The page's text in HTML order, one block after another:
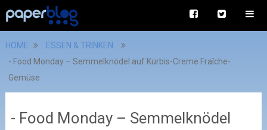
HOME
ESSEN & TRINKEN
- Food Monday – Semmelknödel auf Kürbis-Creme Fraîche-
Gemüse
- Food Monday – Semmelknödel